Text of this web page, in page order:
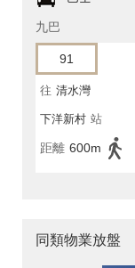
九巴
91
往 清水灣
下洋新村 站
距離 600m
同類物業放盤